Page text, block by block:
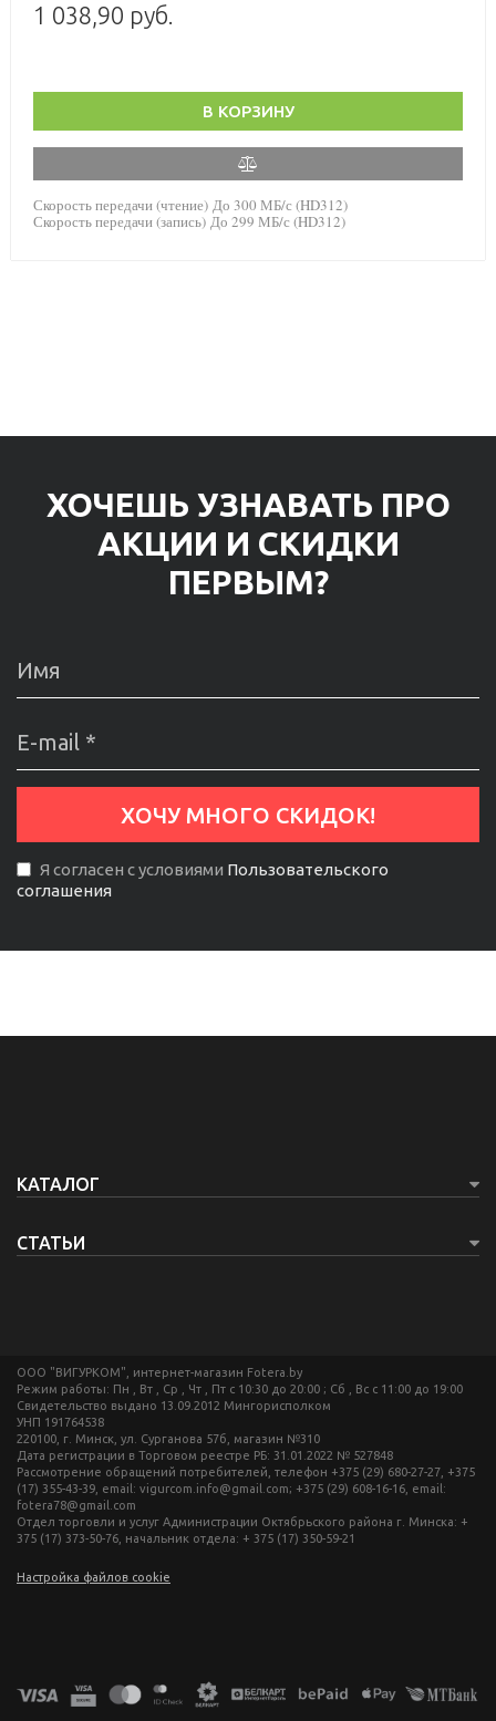
1 038,90 руб.
В КОРЗИНУ
Скорость передачи (чтение) До 300 МБ/с (HD312)
Скорость передачи (запись) До 299 МБ/с (HD312)
ХОЧЕШЬ УЗНАВАТЬ ПРО
АКЦИИ И СКИДКИ
ПЕРВЫМ?
Я согласен с условиями Пользовательского
соглашения
КАТАЛОГ
СТАТЬИ
ООО "ВИГУРКОМ", интернет-магазин Fotera.by
Режим работы: Пн , Вт , Ср , Чт , Пт c 10:30 до 20:00 ; Сб , Вс c 11:00 до 19:00
Свидетельство выдано 13.09.2012 Мингорисполком
УНП 191764538
220100, г. Минск, ул. Сурганова 57б, магазин №310
Дата регистрации в Торговом реестре РБ: 31.01.2022 № 527848
Рассмотрение обращений потребителей, телефон +375 (29) 680-27-27, +375
(17) 355-43-39, email: vigurcom.info@gmail.com; +375 (29) 608-16-16, email:
fotera78@gmail.com
Отдел торговли и услуг Администрации Октябрьского района г. Минска: +
375 (17) 373-50-76, начальник отдела: + 375 (17) 350-59-21
Настройка файлов cookie